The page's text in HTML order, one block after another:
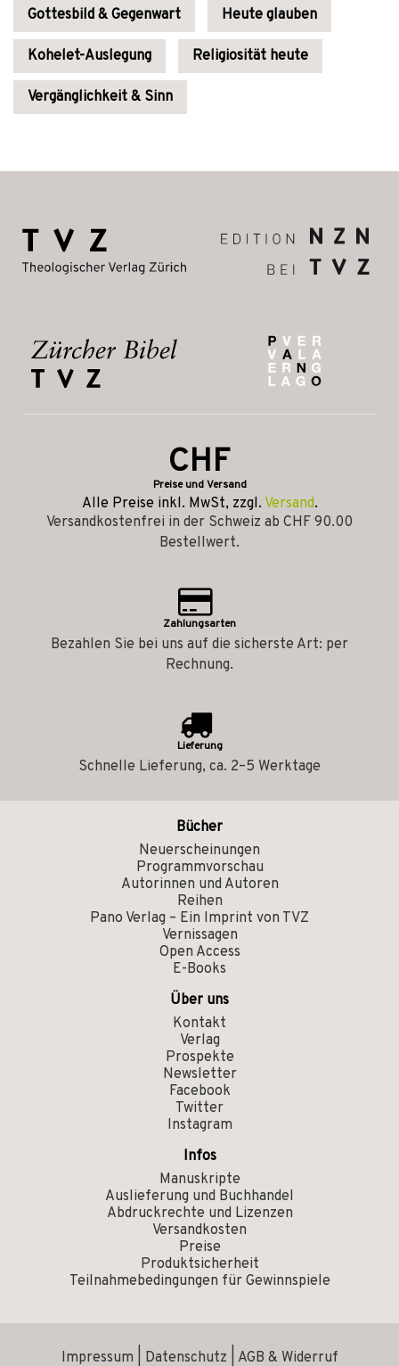
Gottesbild & Gegenwart Heute glauben
Kohelet-Auslegung Religiosität heute
Vergänglichkeit & Sinn
CHF
Preise und Versand
Alle Preise inkl. MwSt, zzgl. Versand.
Versandkostenfrei in der Schweiz ab CHF 90.00
Bestellwert.
Zahlungsarten
Bezahlen Sie bei uns auf die sicherste Art: per
Rechnung.
Lieferung
Schnelle Lieferung, ca. 2–5 Werktage
Bücher
Neuerscheinungen
Programmvorschau
Autorinnen und Autoren
Reihen
Pano Verlag – Ein Imprint von TVZ
Vernissagen
Open Access
E-Books
Über uns
Kontakt
Verlag
Prospekte
Newsletter
Facebook
Twitter
Instagram
Infos
Manuskripte
Auslieferung und Buchhandel
Abdruckrechte und Lizenzen
Versandkosten
Preise
Produktsicherheit
Teilnahmebedingungen für Gewinnspiele
Impressum Datenschutz AGB & Widerruf